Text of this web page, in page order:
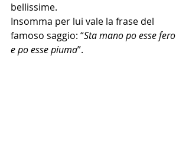
bellissime.
Insomma per lui vale la frase del
famoso saggio: “Sta mano po esse fero
e po esse piuma”.